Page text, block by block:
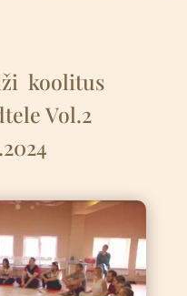
koolitus
Vol.2